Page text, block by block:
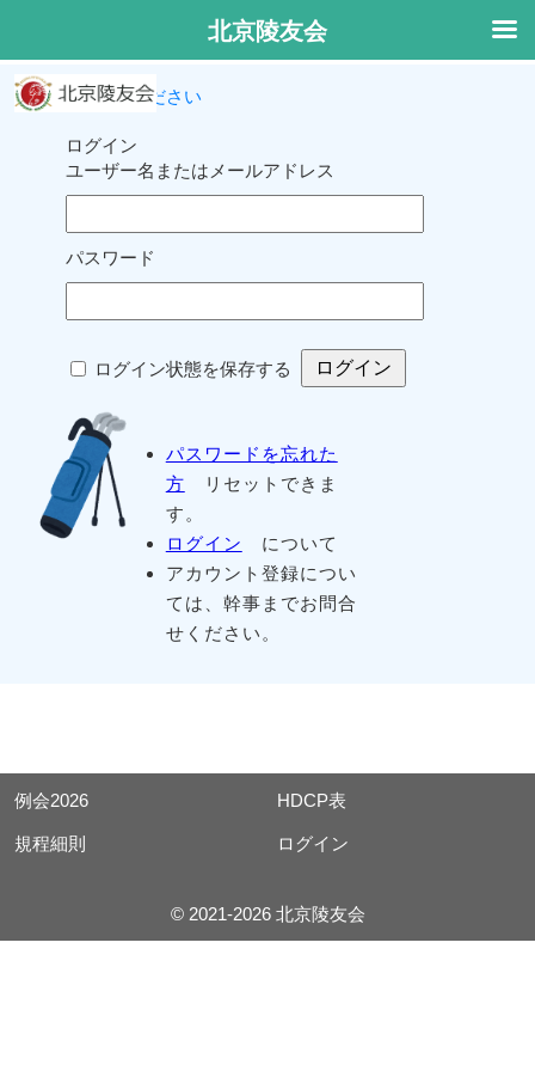
ログインしてください
ログイン
ユーザー名またはメールアドレス
パスワード
ログイン状態を保存する
パスワードを忘れた
方 リセットできま
す。
ログイン
について
アカウント登録につい
ては、幹事までお問合
せください。
例会2026 HDCP表
規程細則 ログイン
© 2021-2026 北京陵友会
北京陵友会